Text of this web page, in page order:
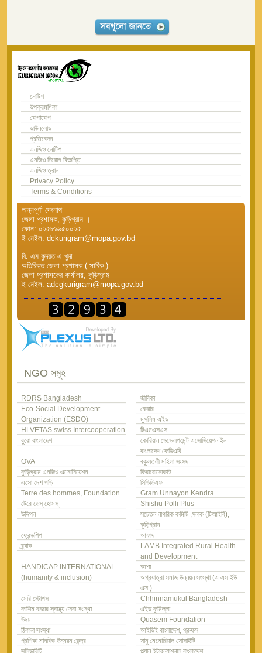
নোটিশ
উপক্রমণিকা
যোগাযোগ
ডাউনলোড
প্রতিবেদন
এনজিও নোটিশ
এনজিও নিয়োগ বিজ্ঞপ্তি
এনজিও ত্রান
Privacy Policy
Terms & Conditions
অন্নপূর্ণা দেবনাথ
জেলা প্রশাসক, কুড়িগ্রাম ।
ফোন: ০২৫৮৯৯৫০০২৫
ই মেইল: dckurigram@mopa.gov.bd
বি. এম কুদরত-এ-খুদা
অতিরিক্ত জেলা প্রশাসক ( সার্বিক )
জেলা প্রশাসকের কার্যালয়, কুড়িগ্রাম
ই মেইল: adcgkurigram@mopa.gov.bd
NGO সমূহ
RDRS Bangladesh
জীবিকা
Eco-Social Development
Organization (ESDO)
কেয়ার
মুসলিম এইড
HLVETAS swiss Intercooperation
টিএমএসএস
বুরো বাংলাদেশ
কোরিয়ান ডেভেলপমেন্ট এসোসিয়েশন ইন
বাংলাদেশ কেডিএবি
OVA
বকুলতলী মহিলা সংসদ
কুড়িগ্রাম এনজিও এসোসিয়েশন
কিরারোনোকাই
এসো দেশ গড়ি
সিডিডিএফ
Terre des hommes, Foundation
টেরে ডেস্ হোমস্
Gram Unnayon Kendra
Shishu Polli Plus
উদ্দিপন
সচেতন নাগরিক কমিটি ,সনাক (টিআইবি),
কুড়িগ্রাম
ফ্রেন্ডশিপ
আফাদ
ব্র্যাক
LAMB Integrated Rural Health
and Development
HANDICAP INTERNATIONAL
(humanity & inclusion)
আশা
অগ্রযাত্রা সমাজ উন্নয়ন সংস্থা (এ এস ইউ
এস )
মেরি স্টোপস
Chhinnamukul Bangladesh
কাশিম বাজার স্বাস্থ্য সেবা সংস্থা
এইড কুমিল্লা
উদয়
Quasem Foundation
ঠিকানা সংস্থা
আইডিই বাংলাদেশ, প্রুফস
প্রশিকা মানবিক উন্নয়ন কেন্দ্র
সানু মেমোরিয়াল সোসাইটি
সলিডারিটি
প্ল্যান ইন্টারন্যাশনাল বাংলাদেশ